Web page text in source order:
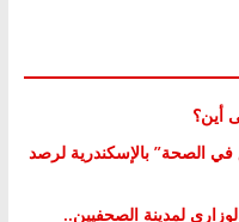
أين؟
الصحة” بالإسكندرية لرصد
لمدينة الصحفيين..